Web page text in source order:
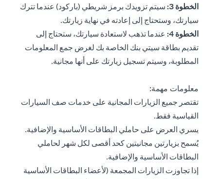
الخطوة 3:
سيتم تزويدك برمز شريطي (باركود) عندما تترك
سيارتك، وستحتاج إلى إعادته في نهاية زيارتك.
الخطوة 4:
عندما تذهب لاستعادة سيارتك، ستحتاج إلى
تقديم بطاقة سيتي بنك الخاصة بك لغرض جمع المعلومات
المطلوبة، وسيتم تسجيل زيارتك على أنها مجانية.
معلومات مهمة:
تقتصر جميع الزيارات المجانية على خدمات صف السيارات
القياسية فقط.
يسري العرض على حاملي البطاقات الأساسية والإضافية.
يُسمح بزيارتين مجانيتين كحد أقصى لكل شهر لحاملي
البطاقات الأساسية والإضافية.
إذا تجاوزت الزيارات المجمعة (لأعضاء البطاقات الأساسية